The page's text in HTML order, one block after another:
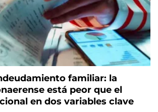
familiar: la
está peor que el
en dos variables clave